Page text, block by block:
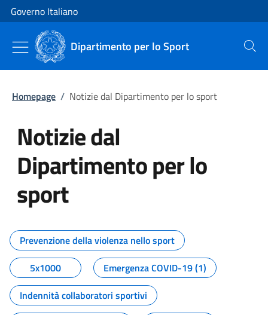
Vai al contenuto
Vai alla navigazione del sito
Governo Italiano
Dipartimento per lo Sport Cerca
Homepage / Notizie dal Dipartimento per lo sport
Notizie dal
Dipartimento per lo
sport
Tutti i contenuti della pagina
Prevenzione della violenza nello sport
5x1000
Emergenza COVID-19 (1)
Indennità collaboratori sportivi